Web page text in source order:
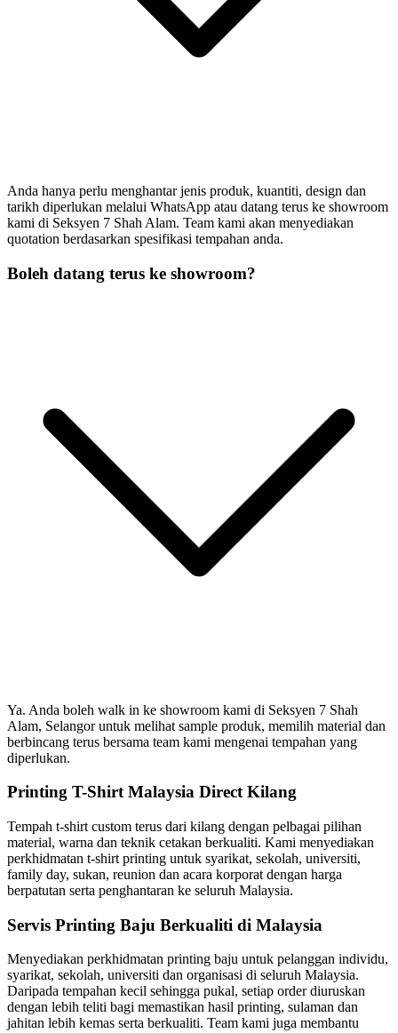
Anda hanya perlu menghantar jenis produk, kuantiti, design dan
tarikh diperlukan melalui WhatsApp atau datang terus ke showroom
kami di Seksyen 7 Shah Alam. Team kami akan menyediakan
quotation berdasarkan spesifikasi tempahan anda.
Boleh datang terus ke showroom?
Ya. Anda boleh walk in ke showroom kami di Seksyen 7 Shah
Alam, Selangor untuk melihat sample produk, memilih material dan
berbincang terus bersama team kami mengenai tempahan yang
diperlukan.
Printing T-Shirt Malaysia Direct Kilang
Tempah t-shirt custom terus dari kilang dengan pelbagai pilihan
material, warna dan teknik cetakan berkualiti. Kami menyediakan
perkhidmatan t-shirt printing untuk syarikat, sekolah, universiti,
family day, sukan, reunion dan acara korporat dengan harga
berpatutan serta penghantaran ke seluruh Malaysia.
Servis Printing Baju Berkualiti di Malaysia
Menyediakan perkhidmatan printing baju untuk pelanggan individu,
syarikat, sekolah, universiti dan organisasi di seluruh Malaysia.
Daripada tempahan kecil sehingga pukal, setiap order diuruskan
dengan lebih teliti bagi memastikan hasil printing, sulaman dan
jahitan lebih kemas serta berkualiti. Team kami juga membantu